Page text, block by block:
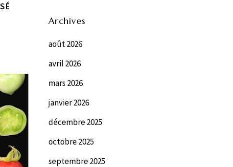
Archives
août 2026
avril 2026
mars 2026
janvier 2026
décembre 2025
octobre 2025
septembre 2025